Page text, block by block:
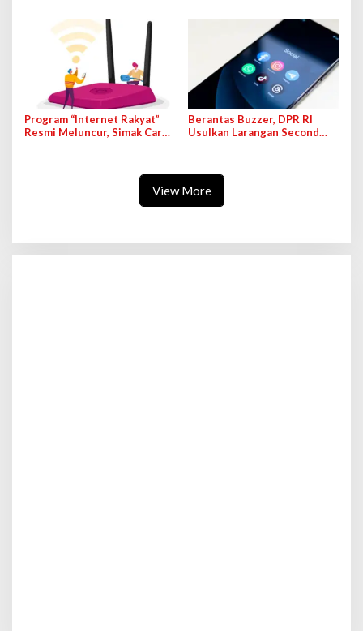
Program “Internet Rakyat”
Resmi Meluncur, Simak Cara
Berantas Buzzer, DPR RI
Usulkan Larangan Second
View More